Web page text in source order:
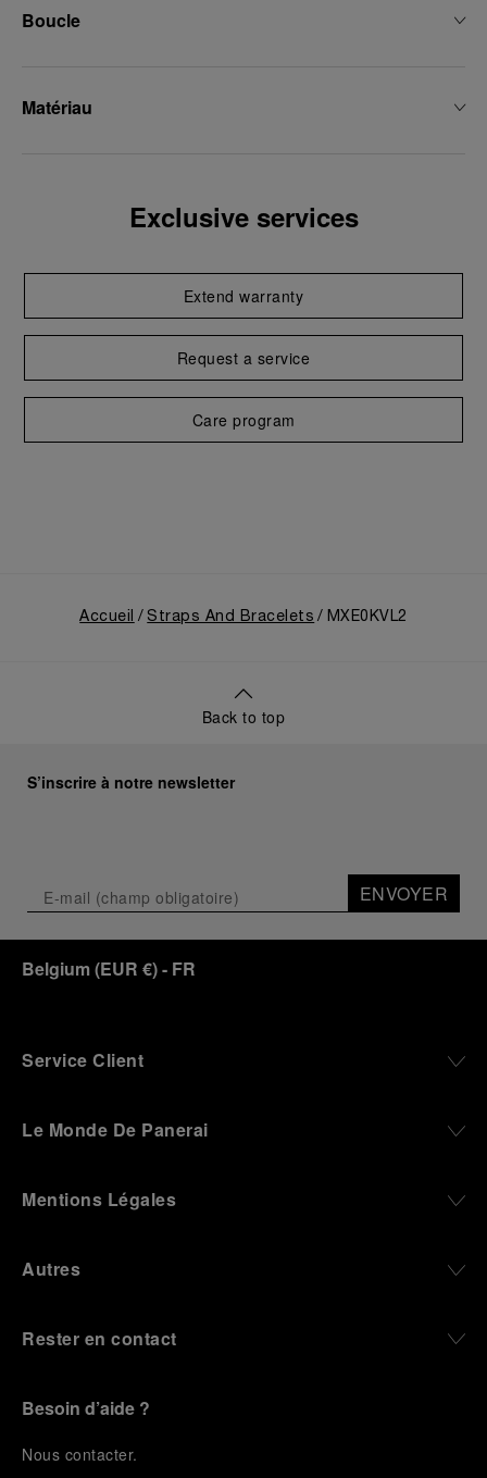
Boucle
Matériau
Exclusive services
Extend warranty
Request a service
Care program
Accueil Straps And Bracelets MXE0KVL2
Back to top
S’inscrire à notre newsletter
ENVOYER
Belgium (EUR €)- FR
Service Client
Le Monde De Panerai
Mentions Légales
Autres
Rester en contact
Besoin d’aide ?
Nous contacter.